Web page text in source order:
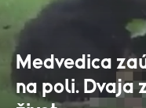
Medvedica
na poli. Dvaja